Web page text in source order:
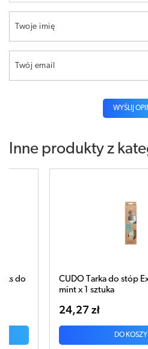
Twoje imię
Twój email
WYŚLIJ
Inne produkty z
CUDO Nano Szkło
sztuka
27,78 zł
DO